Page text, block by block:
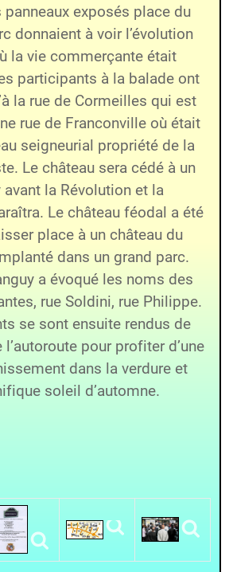
panneaux exposés place du
donnaient à voir l’évolution
la vie commerçante était
participants à la balade ont
la rue de Cormeilles qui est
rue de Franconville où était
seigneurial propriété de la
Le château sera cédé à un
la Révolution et la
Le château féodal a été
place à un château du
dans un grand parc.
a évoqué les noms des
rue Soldini, rue Philippe.
se sont ensuite rendus de
l’autoroute pour profiter d’une
dans la verdure et
soleil d’automne.